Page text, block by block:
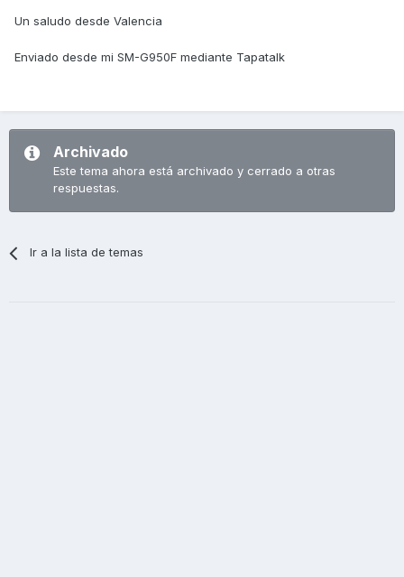
Un saludo desde Valencia
Enviado desde mi SM-G950F mediante Tapatalk
Archivado
Este tema ahora está archivado y cerrado a otras
respuestas.
Ir a la lista de temas